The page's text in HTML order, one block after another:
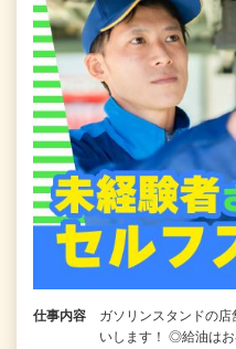
仕事内容
ガソリンスタンドの
いします！ ◎給油は